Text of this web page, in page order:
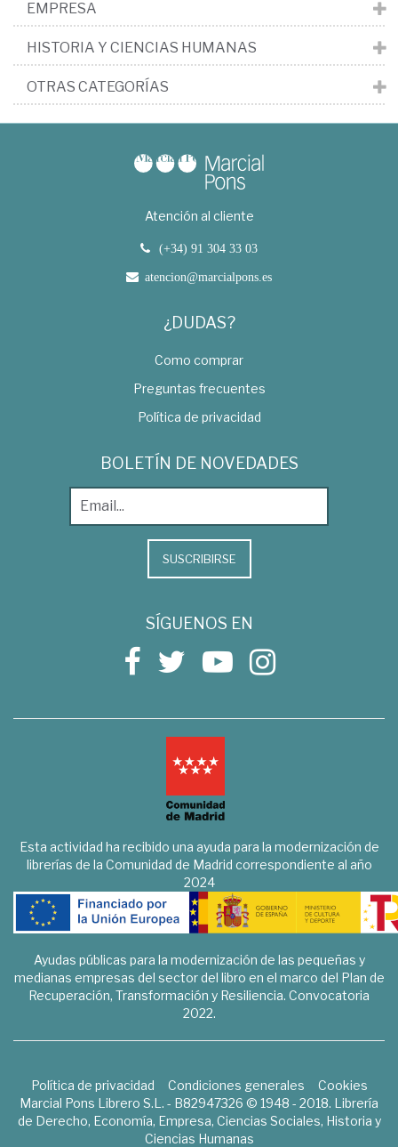
EMPRESA
HISTORIA Y CIENCIAS HUMANAS
OTRAS CATEGORÍAS
Atención al cliente
(+34) 91 304 33 03
atencion@marcialpons.es
¿DUDAS?
Como comprar
Preguntas frecuentes
Política de privacidad
BOLETÍN DE NOVEDADES
SUSCRIBIRSE
SÍGUENOS EN
Esta actividad ha recibido una ayuda para la modernización de
librerías de la Comunidad de Madrid correspondiente al año
2024
Ayudas públicas para la modernización de las pequeñas y
medianas empresas del sector del libro en el marco del Plan de
Recuperación, Transformación y Resiliencia. Convocatoria
2022.
Política de privacidad Condiciones generales
Cookies
Marcial Pons Librero S.L. - B82947326 © 1948 - 2018. Librería
de Derecho, Economía, Empresa, Ciencias Sociales, Historia y
Ciencias Humanas